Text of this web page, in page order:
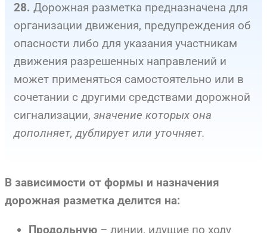
28. Дорожная разметка предназначена для
организации движения, предупреждения об
опасности либо для указания участникам
движения разрешенных направлений и
может применяться самостоятельно или в
сочетании с другими средствами дорожной
сигнализации, значение которых она
дополняет, дублирует или уточняет.
В зависимости от формы и назначения
дорожная разметка делится на:
Продольную – линии, идущие по ходу